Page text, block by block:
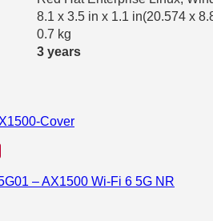
8.1 x 3.5 in x 1.1 in(20.574 x
0.7 kg
3 years
– AX1500 Wi-Fi 6 5G NR